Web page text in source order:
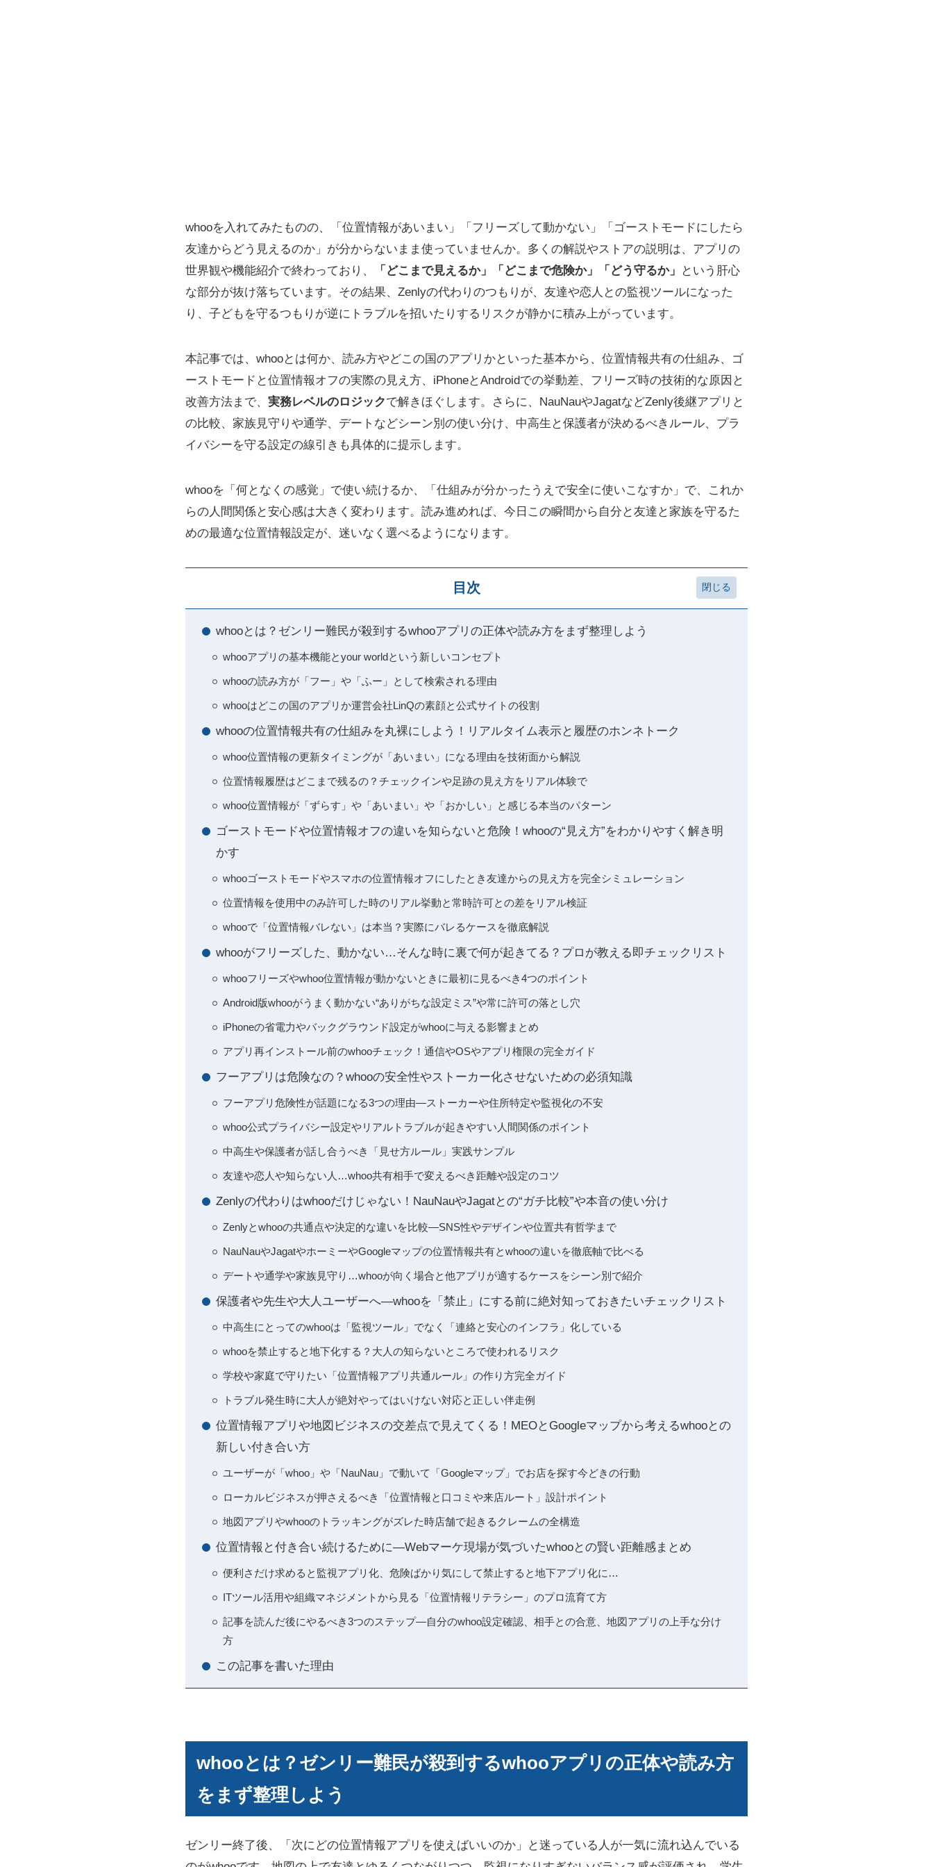
whooを入れてみたものの、「位置情報があいまい」「フリーズして動かない」「ゴーストモードにしたら
友達からどう見えるのか」が分からないまま使っていませんか。多くの解説やストアの説明は、アプリの
世界観や機能紹介で終わっており、
「どこまで見えるか」「どこまで危険か」「どう守るか」
という肝心
な部分が抜け落ちています。その結果、Zenlyの代わりのつもりが、友達や恋人との監視ツールになった
り、子どもを守るつもりが逆にトラブルを招いたりするリスクが静かに積み上がっています。
本記事では、whooとは何か、読み方やどこの国のアプリかといった基本から、位置情報共有の仕組み、ゴ
ーストモードと位置情報オフの実際の見え方、iPhoneとAndroidでの挙動差、フリーズ時の技術的な原因と
改善方法まで、 実務レベルのロジックで解きほぐします。さらに、NauNauやJagatなどZenly後継アプリと
の比較、家族見守りや通学、デートなどシーン別の使い分け、中高生と保護者が決めるべきルール、プラ
イバシーを守る設定の線引きも具体的に提示します。
whooを「何となくの感覚」で使い続けるか、「仕組みが分かったうえで安全に使いこなすか」で、これか
らの人間関係と安心感は大きく変わります。読み進めれば、今日この瞬間から自分と友達と家族を守るた
めの最適な位置情報設定が、迷いなく選べるようになります。
目次
whooとは？ゼンリー難民が殺到するwhooアプリの正体や読み方をまず整理しよう
whooアプリの基本機能とyour worldという新しいコンセプト
whooの読み方が「フー」や「ふー」として検索される理由
whooはどこの国のアプリか運営会社LinQの素顔と公式サイトの役割
whooの位置情報共有の仕組みを丸裸にしよう！リアルタイム表示と履歴のホンネトーク
whoo位置情報の更新タイミングが「あいまい」になる理由を技術面から解説
位置情報履歴はどこまで残るの？チェックインや足跡の見え方をリアル体験で
whoo位置情報が「ずらす」や「あいまい」や「おかしい」と感じる本当のパターン
ゴーストモードや位置情報オフの違いを知らないと危険！whooの“見え方”をわかりやすく解き明
かす
whooゴーストモードやスマホの位置情報オフにしたとき友達からの見え方を完全シミュレーション
位置情報を使用中のみ許可した時のリアル挙動と常時許可との差をリアル検証
whooで「位置情報バレない」は本当？実際にバレるケースを徹底解説
whooがフリーズした、動かない…そんな時に裏で何が起きてる？プロが教える即チェックリスト
whooフリーズやwhoo位置情報が動かないときに最初に見るべき4つのポイント
Android版whooがうまく動かない“ありがちな設定ミス”や常に許可の落とし穴
iPhoneの省電力やバックグラウンド設定がwhooに与える影響まとめ
アプリ再インストール前のwhooチェック！通信やOSやアプリ権限の完全ガイド
フーアプリは危険なの？whooの安全性やストーカー化させないための必須知識
フーアプリ危険性が話題になる3つの理由―ストーカーや住所特定や監視化の不安
whoo公式プライバシー設定やリアルトラブルが起きやすい人間関係のポイント
中高生や保護者が話し合うべき「見せ方ルール」実践サンプル
友達や恋人や知らない人…whoo共有相手で変えるべき距離や設定のコツ
Zenlyの代わりはwhooだけじゃない！NauNauやJagatとの“ガチ比較”や本音の使い分け
Zenlyとwhooの共通点や決定的な違いを比較―SNS性やデザインや位置共有哲学まで
NauNauやJagatやホーミーやGoogleマップの位置情報共有とwhooの違いを徹底軸で比べる
デートや通学や家族見守り…whooが向く場合と他アプリが適するケースをシーン別で紹介
保護者や先生や大人ユーザーへ―whooを「禁止」にする前に絶対知っておきたいチェックリスト
中高生にとってのwhooは「監視ツール」でなく「連絡と安心のインフラ」化している
whooを禁止すると地下化する？大人の知らないところで使われるリスク
学校や家庭で守りたい「位置情報アプリ共通ルール」の作り方完全ガイド
トラブル発生時に大人が絶対やってはいけない対応と正しい伴走例
位置情報アプリや地図ビジネスの交差点で見えてくる！MEOとGoogleマップから考えるwhooとの
新しい付き合い方
ユーザーが「whoo」や「NauNau」で動いて「Googleマップ」でお店を探す今どきの行動
ローカルビジネスが押さえるべき「位置情報と口コミや来店ルート」設計ポイント
地図アプリやwhooのトラッキングがズレた時店舗で起きるクレームの全構造
位置情報と付き合い続けるために―Webマーケ現場が気づいたwhooとの賢い距離感まとめ
便利さだけ求めると監視アプリ化、危険ばかり気にして禁止すると地下アプリ化に…
ITツール活用や組織マネジメントから見る「位置情報リテラシー」のプロ流育て方
記事を読んだ後にやるべき3つのステップ―自分のwhoo設定確認、相手との合意、地図アプリの上手な分け
方
この記事を書いた理由
whooとは？ゼンリー難民が殺到するwhooアプリの正体や読み方
をまず整理しよう
ゼンリー終了後、「次にどの位置情報アプリを使えばいいのか」と迷っている人が一気に流れ込んでいる